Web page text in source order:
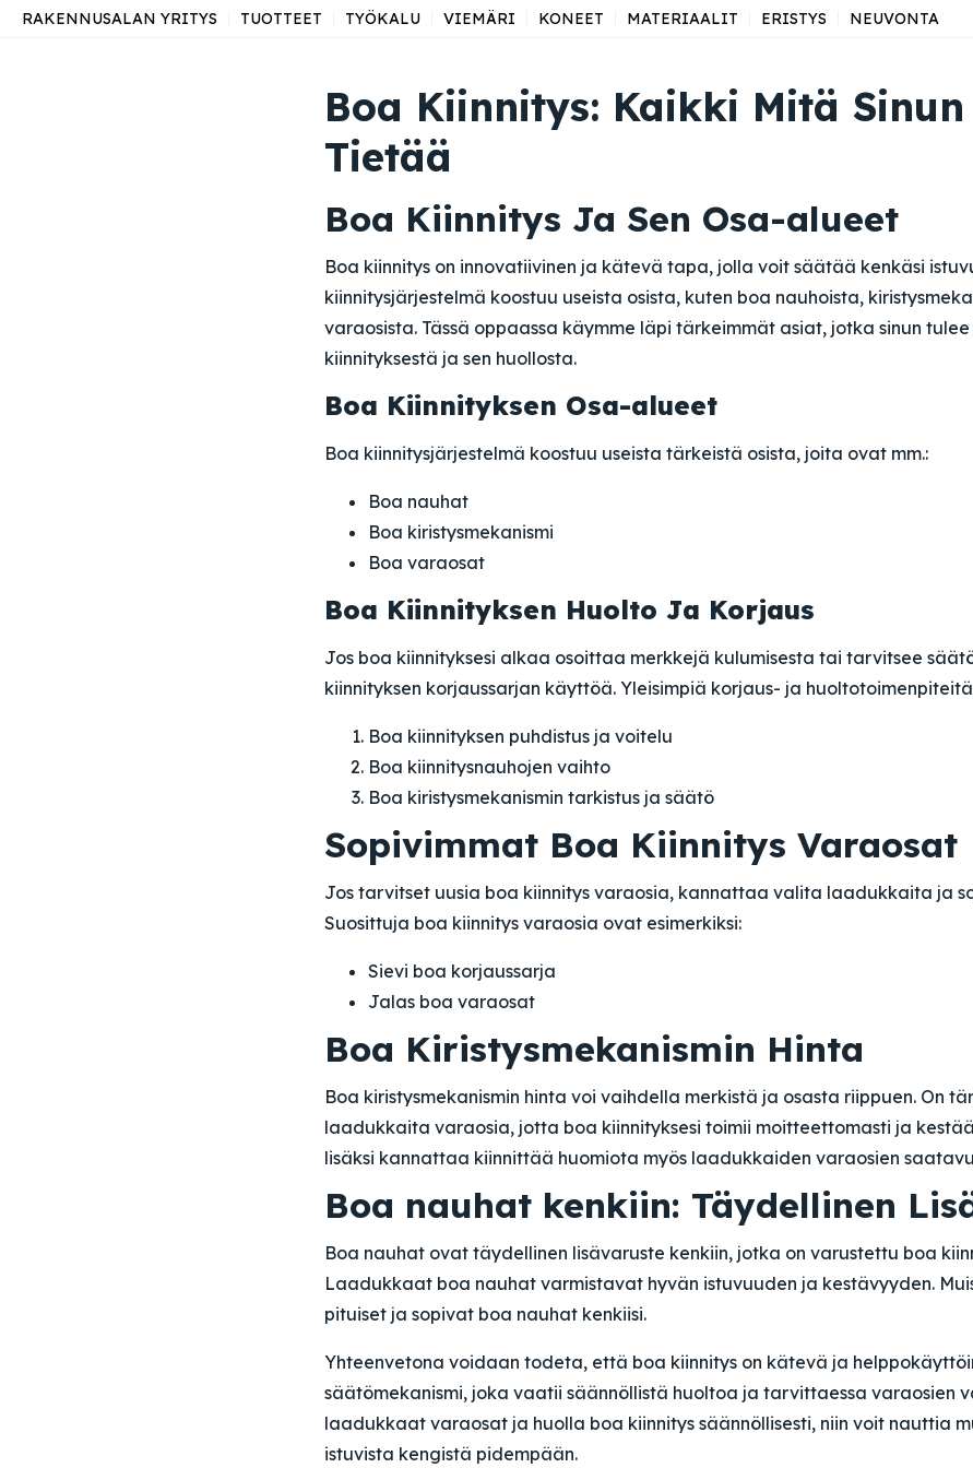
RAKENNUSALAN YRITYS TUOTTEET TYÖKALU VIEMÄRI KONEET MATERIAALIT ERISTYS NEUVONTA
Boa Kiinnitys: Kaikki Mitä Sinun
Tietää
Boa Kiinnitys Ja Sen Osa-alueet
Boa kiinnitys on innovatiivinen ja kätevä tapa, jolla voit säätää kenkäsi
kiinnitysjärjestelmä koostuu useista osista, kuten boa nauhoista,
varaosista. Tässä oppaassa käymme läpi tärkeimmät asiat, jotka sinun
kiinnityksestä ja sen huollosta.
Boa Kiinnityksen Osa-alueet
Boa kiinnitysjärjestelmä koostuu useista tärkeistä osista, joita ovat mm.:
Boa nauhat
Boa kiristysmekanismi
Boa varaosat
Boa Kiinnityksen Huolto Ja Korjaus
Jos boa kiinnityksesi alkaa osoittaa merkkejä kulumisesta tai tarvitsee
kiinnityksen korjaussarjan käyttöä. Yleisimpiä korjaus- ja
Boa kiinnityksen puhdistus ja voitelu
Boa kiinnitysnauhojen vaihto
Boa kiristysmekanismin tarkistus ja säätö
Sopivimmat Boa Kiinnitys Varaosat
Jos tarvitset uusia boa kiinnitys varaosia, kannattaa valita laadukkaita ja
Suosittuja boa kiinnitys varaosia ovat esimerkiksi:
Sievi boa korjaussarja
Jalas boa varaosat
Boa Kiristysmekanismin Hinta
Boa kiristysmekanismin hinta voi vaihdella merkistä ja osasta riippuen. On
laadukkaita varaosia, jotta boa kiinnityksesi toimii moitteettomasti ja
lisäksi kannattaa kiinnittää huomiota myös laadukkaiden varaosien
Boa nauhat kenkiin: Täydellinen
Boa nauhat ovat täydellinen lisävaruste kenkiin, jotka on varustettu boa
Laadukkaat boa nauhat varmistavat hyvän istuvuuden ja kestävyyden.
pituiset ja sopivat boa nauhat kenkiisi.
Yhteenvetona voidaan todeta, että boa kiinnitys on kätevä ja
säätömekanismi, joka vaatii säännöllistä huoltoa ja tarvittaessa varaosien
laadukkaat varaosat ja huolla boa kiinnitys säännöllisesti, niin voit nauttia
istuvista kengistä pidempään.